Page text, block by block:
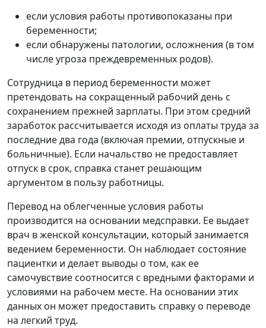
если условия работы противопоказаны при
беременности;
если обнаружены патологии, осложнения (в том
числе угроза преждевременных родов).
Сотрудница в период беременности может
претендовать на сокращенный рабочий день с
сохранением прежней зарплаты. При этом средний
заработок рассчитывается исходя из оплаты труда за
последние два года (включая премии, отпускные и
больничные). Если начальство не предоставляет
отпуск в срок, справка станет решающим
аргументом в пользу работницы.
Перевод на облегченные условия работы
производится на основании медсправки. Ее выдает
врач в женской консультации, который занимается
ведением беременности. Он наблюдает состояние
пациентки и делает выводы о том, как ее
самочувствие соотносится с вредными факторами и
условиями на рабочем месте. На основании этих
данных он может предоставить справку о переводе
на легкий труд.